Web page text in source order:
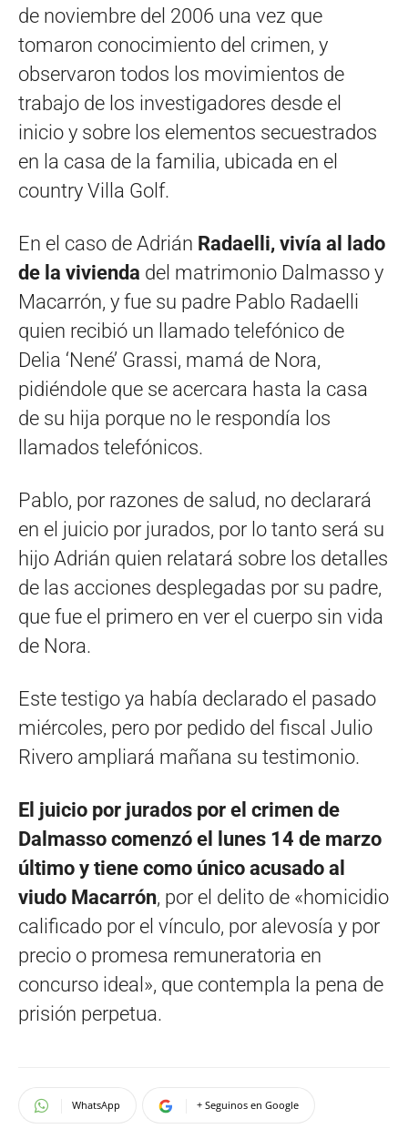
de noviembre del 2006 una vez que
tomaron conocimiento del crimen, y
observaron todos los movimientos de
trabajo de los investigadores desde el
inicio y sobre los elementos secuestrados
en la casa de la familia, ubicada en el
country Villa Golf.
En el caso de Adrián Radaelli, vivía al lado
de la vivienda del matrimonio Dalmasso y
Macarrón, y fue su padre Pablo Radaelli
quien recibió un llamado telefónico de
Delia ‘Nené’ Grassi, mamá de Nora,
pidiéndole que se acercara hasta la casa
de su hija porque no le respondía los
llamados telefónicos.
Pablo, por razones de salud, no declarará
en el juicio por jurados, por lo tanto será su
hijo Adrián quien relatará sobre los detalles
de las acciones desplegadas por su padre,
que fue el primero en ver el cuerpo sin vida
de Nora.
Este testigo ya había declarado el pasado
miércoles, pero por pedido del fiscal Julio
Rivero ampliará mañana su testimonio.
El juicio por jurados por el crimen de
Dalmasso comenzó el lunes 14 de marzo
último y tiene como único acusado al
viudo Macarrón, por el delito de «homicidio
calificado por el vínculo, por alevosía y por
precio o promesa remuneratoria en
concurso ideal», que contempla la pena de
prisión perpetua.
WhatsApp + Seguinos en Google